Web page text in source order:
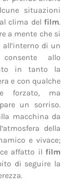
situazioni
clima del film.
a mente che si
di un
allo
in tanto la
e con qualche
forzato, ma
un sorriso.
macchina da
della
e vivace;
affatto il film
di seguire la